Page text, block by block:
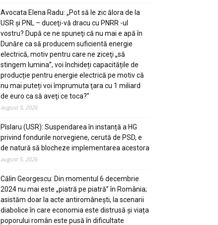
Avocata Elena Radu: „Pot să le zic ălora de la
USR şi PNL – duceţi-vă dracu cu PNRR -ul
vostru? După ce ne spuneţi că nu mai e apă în
Dunăre ca să producem suficientă energie
electrică, motiv pentru care ne ziceţi „să
stingem lumina”, voi închideți capacitățile de
producție pentru energie electrică pe motiv că
nu mai puteți voi împrumuta ţara cu 1 miliard
de euro ca să aveţi ce toca?”
august 5, 2026
Pîslaru (USR): Suspendarea în instanță a HG
privind fondurile norvegiene, cerută de PSD, e
de natură să blocheze implementarea acestora
august 5, 2026
Călin Georgescu: Din momentul 6 decembrie
2024 nu mai este „piatră pe piatră” în România;
asistăm doar la acte antiromânești, la scenarii
diabolice în care economia este distrusă și viața
poporului român este pusă în dificultate